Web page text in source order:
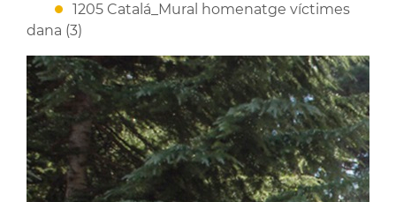
1205 Catalá_Mural homenatge víctimes
dana (3)